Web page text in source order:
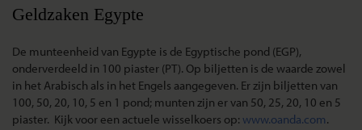
Geldzaken Egypte
De munteenheid van Egypte is de Egyptische pond (EGP),
onderverdeeld in 100 piaster (PT). Op biljetten is de waarde zowel
in het Arabisch als in het Engels aangegeven. Er zijn biljetten van
100, 50, 20, 10, 5 en 1 pond; munten zijn er van 50, 25, 20, 10 en 5
piaster. Kijk voor een actuele wisselkoers op: www.oanda.com.